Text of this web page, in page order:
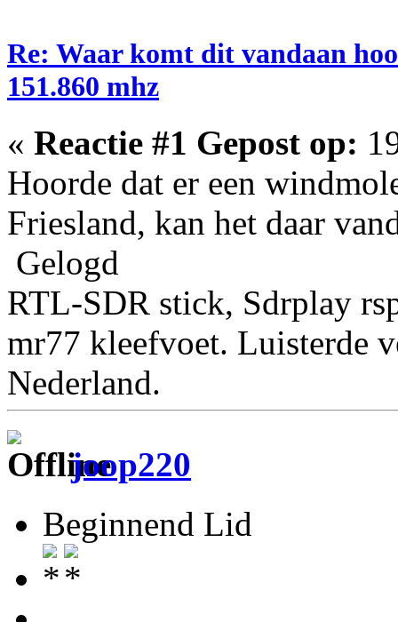
Re: Waar komt dit vandaan
151.860 mhz
« Reactie #1 Gepost op:
Hoorde dat er een
Friesland, kan het daar
Gelogd
RTL-SDR stick, Sdrplay
mr77 kleefvoet. Luisterde
Nederland.
joop220
Beginnend Lid